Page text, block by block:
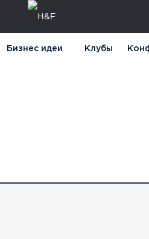
Бизнес идеи Клубы